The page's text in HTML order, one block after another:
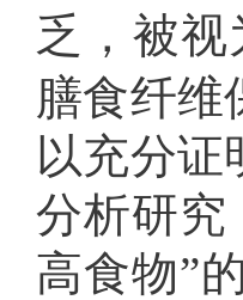
乏，被
膳食纤维
以充分证
分析研究
高食物”